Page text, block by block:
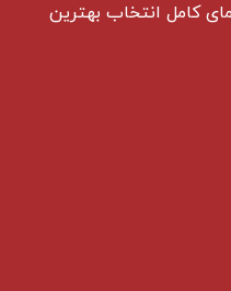
کامل انتخاب بهترین